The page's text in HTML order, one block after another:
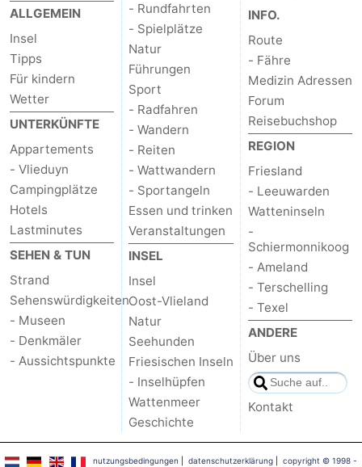
ALLGEMEIN
Insel
Tipps
Für kindern
Wetter
UNTERKÜNFTE
Appartements
- Vlieduyn
Campingplätze
Hotels
Lastminutes
SEHEN & TUN
Strand
Sehenswürdigkeiten
- Museen
- Denkmäler
- Aussichtspunkte
- Rundfahrten
- Spielplätze
Natur
Führungen
Sport
- Radfahren
- Wandern
- Reiten
- Wattwandern
- Sportangeln
Essen und trinken
Veranstaltungen
INSEL
Insel
Oost-Vlieland
Natur
Seehunden
Friesischen Inseln
- Inselhüpfen
Wattenmeer
Geschichte
INFO.
Route
- Fähre
Medizin Adressen
Forum
Reisebuchshop
REGION
Friesland
- Leeuwarden
Watteninseln
-
Schiermonnikoog
- Ameland
- Terschelling
- Texel
ANDERE
Über uns
Kontakt
nutzungsbedingungen datenschutzerklärung| copyright © 1998 -